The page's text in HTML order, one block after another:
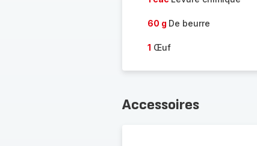
60 g De beurre
1 Œuf
Accessoires